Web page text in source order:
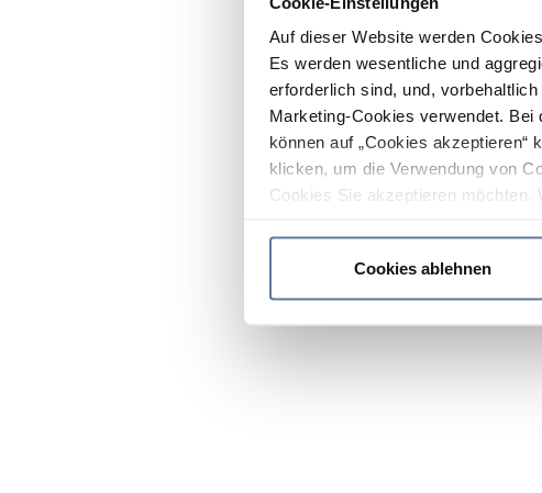
Auf dieser Website werden
Es werden wesentliche und
erforderlich sind, und,
Marketing-Cookies verwendet.
können auf „Cookies akzeptieren“
klicken, um die Verwendung von
Cookies Sie akzeptieren möchten.
Cookies ablehnen